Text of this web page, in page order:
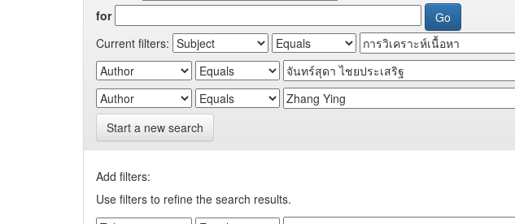
for
Current filters:
Start a new search
Add filters:
Use filters to refine the search results.